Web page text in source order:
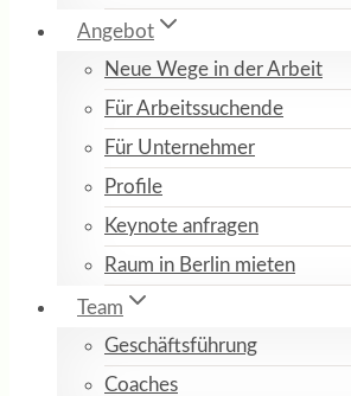
Angebot
Neue Wege in der Arbeit
Für Arbeitssuchende
Für Unternehmer
Profile
Keynote anfragen
Raum in Berlin mieten
Team
Geschäftsführung
Coaches